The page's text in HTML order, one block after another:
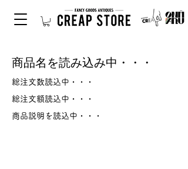
商品名を読み込み中・・・
総注文数読込中・・・
総注文額読込中・・・
商品説明を読込中・・・